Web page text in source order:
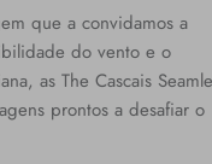
que a convidamos a
do vento e o
as The Cascais
prontos a desafiar o